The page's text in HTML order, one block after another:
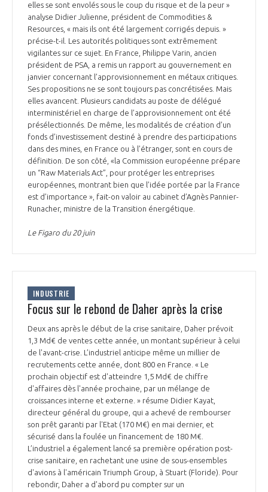
elles se sont envolés sous le coup du risque et de la peur »
analyse Didier Julienne, président de Commodities &
Resources, « mais ils ont été largement corrigés depuis. »
précise-t-il. Les autorités politiques sont extrêmement
vigilantes sur ce sujet. En France, Philippe Varin, ancien
président de PSA, a remis un rapport au gouvernement en
janvier concernant l’approvisionnement en métaux critiques.
Ses propositions ne se sont toujours pas concrétisées. Mais
elles avancent. Plusieurs candidats au poste de délégué
interministériel en charge de l’approvisionnement ont été
présélectionnés. De même, les modalités de création d’un
fonds d’investissement destiné à prendre des participations
dans des mines, en France ou à l’étranger, sont en cours de
définition. De son côté, «la Commission européenne prépare
un “Raw Materials Act”, pour protéger les entreprises
européennes, montrant bien que l’idée portée par la France
est d’importance », fait-on valoir au cabinet d’Agnès Pannier-
Runacher, ministre de la Transition énergétique.
Le Figaro du 20 juin
INDUSTRIE
Focus sur le rebond de Daher après la crise
Deux ans après le début de la crise sanitaire, Daher prévoit
1,3 Md€ de ventes cette année, un montant supérieur à celui
de l'avant-crise. L’industriel anticipe même un millier de
recrutements cette année, dont 800 en France. « Le
prochain objectif est d'atteindre 1,5 Md€ de chiffre
d'affaires dès l'année prochaine, par un mélange de
croissances interne et externe. » résume Didier Kayat,
directeur général du groupe, qui a achevé de rembourser
son prêt garanti par l'Etat (170 M€) en mai dernier, et
sécurisé dans la foulée un financement de 180 M€.
L’industriel a également lancé sa première opération post-
crise sanitaire, en rachetant une usine de sous-ensembles
d'avions à l'américain Triumph Group, à Stuart (Floride). Pour
rebondir, Daher a d'abord pu compter sur un